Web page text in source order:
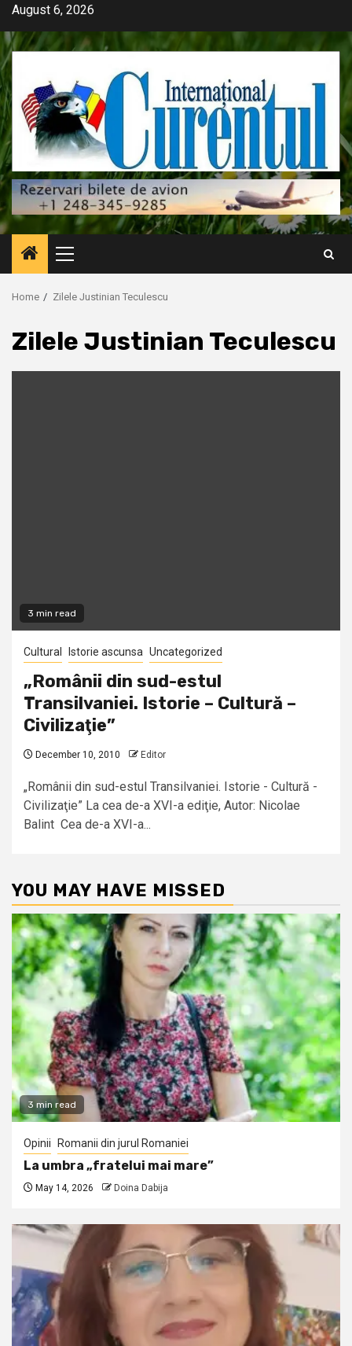
Skip
content
August 6, 2026
Primary
Menu
Home Zilele Justinian Teculescu
Zilele Justinian Teculescu
3 min read
Cultural Istorie ascunsa Uncategorized
„Românii din sud-estul
Transilvaniei. Istorie – Cultură –
Civilizaţie”
December 10, 2010 Editor
„Românii din sud-estul Transilvaniei. Istorie - Cultură -
Civilizaţie” La cea de-a XVI-a ediţie, Autor: Nicolae
Balint Cea de-a XVI-a...
YOU MAY HAVE MISSED
3 min read
Opinii Romanii din jurul Romaniei
La umbra „fratelui mai mare”
May 14, 2026 Doina Dabija